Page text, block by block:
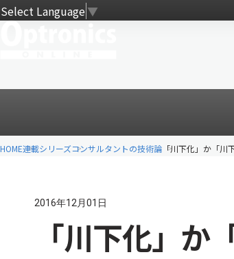
Select Language▼
HOME連載シリーズコンサルタントの技術論 「川下化」か「川
2016年12月01日
「川下化」か